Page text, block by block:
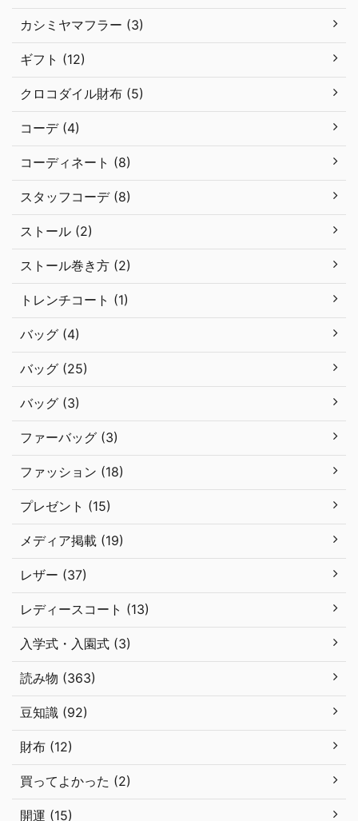
カシミヤマフラー (3)
ギフト (12)
クロコダイル財布 (5)
コーデ (4)
コーディネート (8)
スタッフコーデ (8)
ストール (2)
ストール巻き方 (2)
トレンチコート (1)
バッグ (4)
バッグ (25)
バッグ (3)
ファーバッグ (3)
ファッション (18)
プレゼント (15)
メディア掲載 (19)
レザー (37)
レディースコート (13)
入学式・入園式 (3)
読み物 (363)
豆知識 (92)
財布 (12)
買ってよかった (2)
開運 (15)